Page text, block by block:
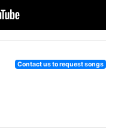
Contact us to request songs